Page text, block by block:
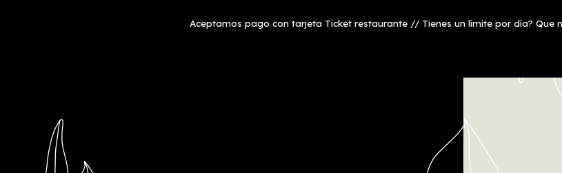
Aceptamos pago con tarjeta Ticket restaurante // Tienes un límite por día? Que